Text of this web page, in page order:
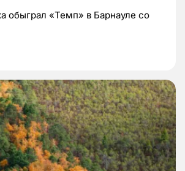
обыграл «Темп» в Барнауле со